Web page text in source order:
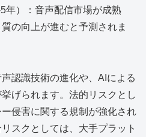
年）：音声配信市場が成熟
の向上が進むと予測されま
認識技術の進化や、AIによる
げられます。法的リスクとし
侵害に関する規制が強化され
スクとしては、大手プラット